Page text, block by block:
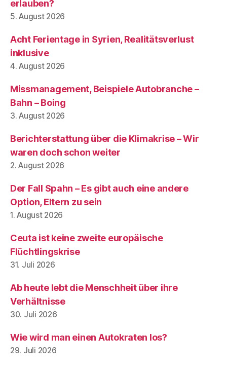
erlauben?
5. August 2026
Acht Ferientage in Syrien, Realitätsverlust
inklusive
4. August 2026
Missmanagement, Beispiele Autobranche –
Bahn – Boing
3. August 2026
Berichterstattung über die Klimakrise – Wir
waren doch schon weiter
2. August 2026
Der Fall Spahn – Es gibt auch eine andere
Option, Eltern zu sein
1. August 2026
Ceuta ist keine zweite europäische
Flüchtlingskrise
31. Juli 2026
Ab heute lebt die Menschheit über ihre
Verhältnisse
30. Juli 2026
Wie wird man einen Autokraten los?
29. Juli 2026